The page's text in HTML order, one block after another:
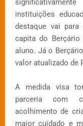
instituições
destaque vai
capita do
aluno. Já o
valor atualizado de
A medida visa
parceria com
acolhimento de
maior cuidado e